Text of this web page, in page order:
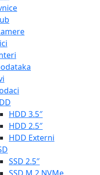
HDD 3.5″
HDD 2.5″
HDD Externi
SSD 2.5″